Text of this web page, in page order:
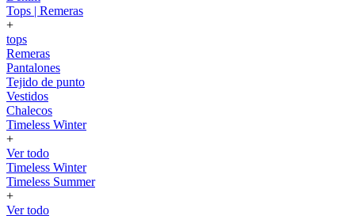
Tops | Remeras
+
tops
Remeras
Pantalones
Tejido de punto
Vestidos
Chalecos
Timeless Winter
+
Ver todo
Timeless Winter
Timeless Summer
+
Ver todo